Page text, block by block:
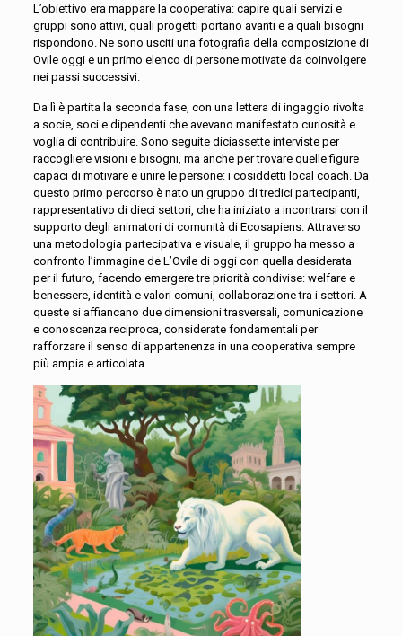
L’obiettivo era mappare la cooperativa: capire quali servizi e
gruppi sono attivi, quali progetti portano avanti e a quali bisogni
rispondono. Ne sono usciti una fotografia della composizione di
Ovile oggi e un primo elenco di persone motivate da coinvolgere
nei passi successivi.
Da lì è partita la seconda fase, con una lettera di ingaggio rivolta
a socie, soci e dipendenti che avevano manifestato curiosità e
voglia di contribuire. Sono seguite diciassette interviste per
raccogliere visioni e bisogni, ma anche per trovare quelle figure
capaci di motivare e unire le persone: i cosiddetti local coach. Da
questo primo percorso è nato un gruppo di tredici partecipanti,
rappresentativo di dieci settori, che ha iniziato a incontrarsi con il
supporto degli animatori di comunità di Ecosapiens. Attraverso
una metodologia partecipativa e visuale, il gruppo ha messo a
confronto l’immagine de L’Ovile di oggi con quella desiderata
per il futuro, facendo emergere tre priorità condivise: welfare e
benessere, identità e valori comuni, collaborazione tra i settori. A
queste si affiancano due dimensioni trasversali, comunicazione
e conoscenza reciproca, considerate fondamentali per
rafforzare il senso di appartenenza in una cooperativa sempre
più ampia e articolata.